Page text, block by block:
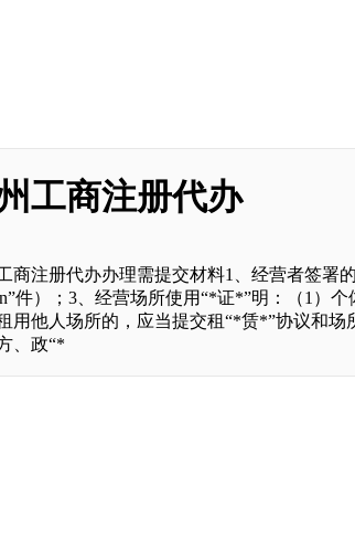
工商注册代办
商注册代办办理需提交材料1、经营者签署
件）；3、经营场所使用“*证*”明：（1）
用他人场所的，应当提交租“*赁*”协议和
、政“*